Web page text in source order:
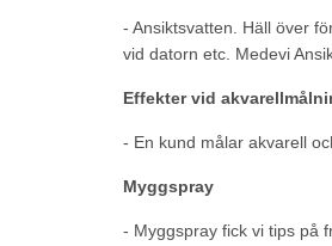
- Ansiktsvatten. Häll över
vid datorn etc. Medevi
Effekter vid
- En kund målar akvarell
Myggspray
- Myggspray fick vi tips på